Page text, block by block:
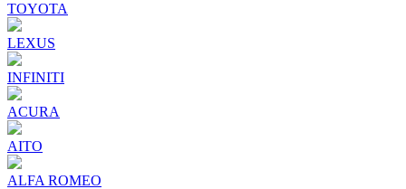
TOYOTA
LEXUS
INFINITI
ACURA
AITO
ALFA ROMEO